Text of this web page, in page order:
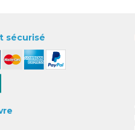
sécurisé